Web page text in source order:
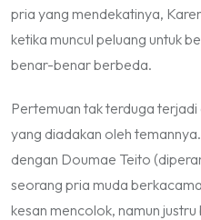
pria yang mendekatinya,
ketika muncul peluang untuk
benar-benar berbeda.
Pertemuan tak terduga
yang diadakan oleh
dengan Doumae Teito
seorang pria muda
kesan mencolok, namun